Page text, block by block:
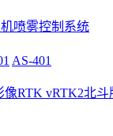
机喷雾控制系统
AS-401
像RTK vRTK2北斗